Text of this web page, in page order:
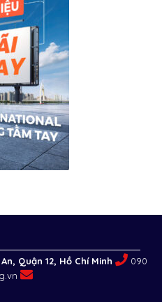
Quận 12, Hồ Chí Minh
090